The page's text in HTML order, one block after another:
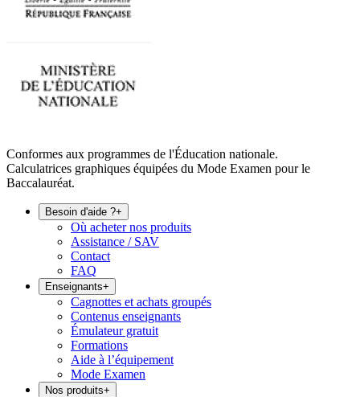
Conformes aux programmes de l'Éducation nationale.
Calculatrices graphiques équipées du Mode Examen pour le
Baccalauréat.
Besoin d'aide ?+
Où acheter nos produits
Assistance / SAV
Contact
FAQ
Enseignants+
Cagnottes et achats groupés
Contenus enseignants
Émulateur gratuit
Formations
Aide à l’équipement
Mode Examen
Nos produits+